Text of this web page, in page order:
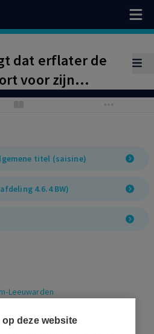
deze website
dat erflater de
voor zijn
aan zijn
partner, zodat
eentitel (saisine)
4.6.4 BW)
Leeuwarden